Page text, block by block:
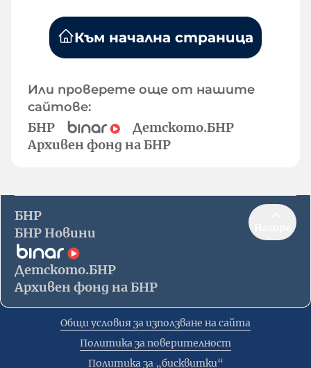
Към начална страница
Или проверете още от нашите
сайтове:
БНР
Детското.БНР
Архивен фонд на БНР
БНР
БНР Новини
Детското.БНР
Архивен фонд на БНР
Общи условия за използване на сайта
Политика за поверителност
Политика за „бисквитки“